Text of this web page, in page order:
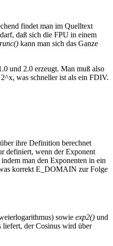
findet man im Quelltext
daß sich die FPU in einem
kann man sich das Ganze
und 2.0 erzeugt. Man muß also
was schneller ist als ein FDIV.
ihre Definition berechnet
definiert, wenn der Exponent
man den Exponenten in ein
korrekt E_DOMAIN zur Folge
sowie exp2() und
liefert, der Cosinus wird über